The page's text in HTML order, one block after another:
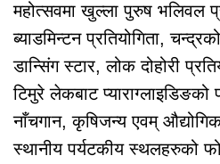
महोत्सवमा खुल्ला पुरुष भलिवल
ब्याडमिन्टन प्रतियोगिता,
डान्सिंग स्टार, लोक दोहोरी
टिमुरे लेकबाट प्याराग्लाइडिङको
नाँचगान, कृषिजन्य एवम्
स्थानीय पर्यटकीय स्थलहरुको